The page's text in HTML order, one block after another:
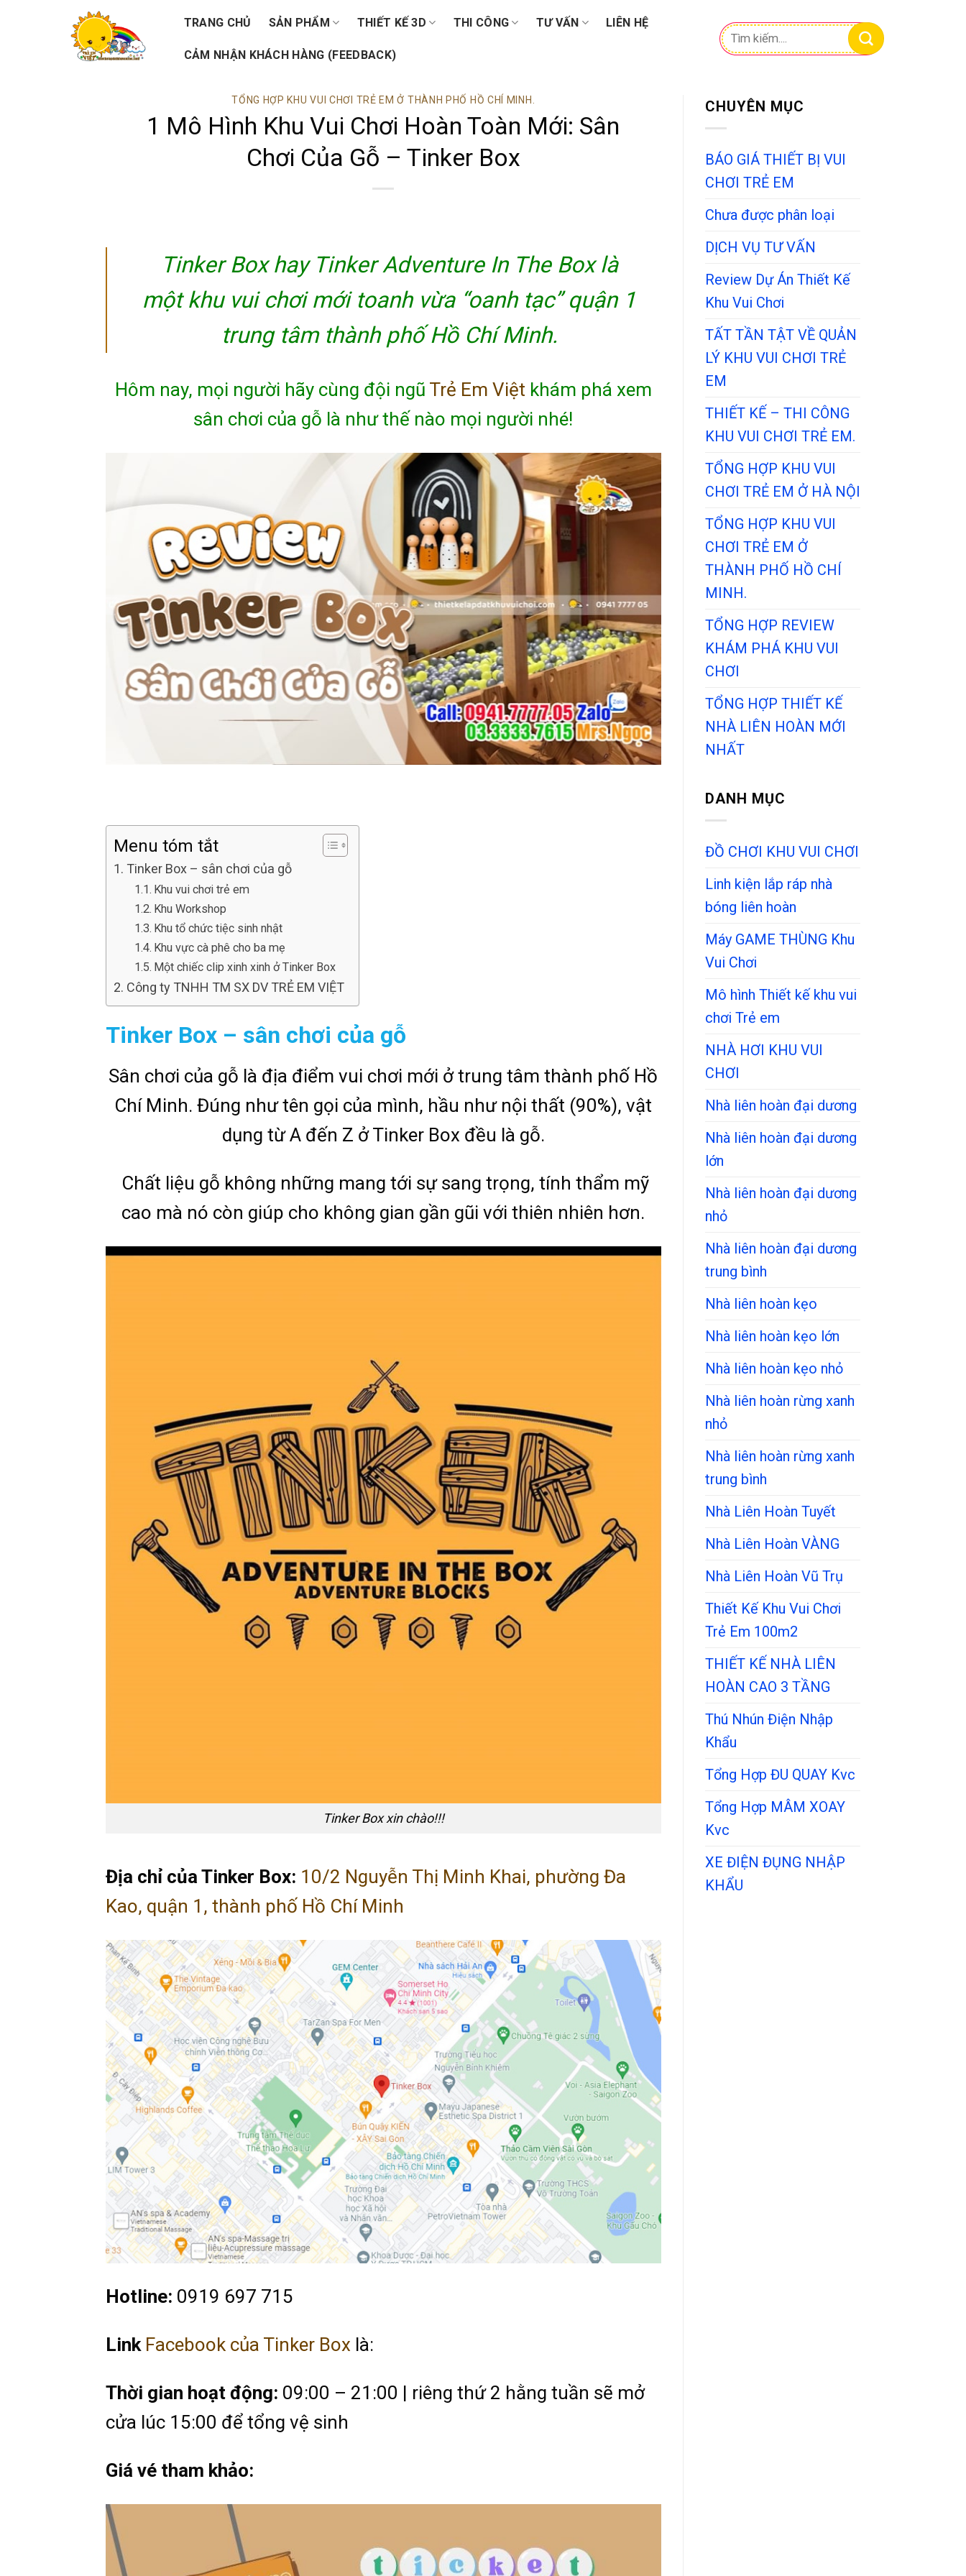
TRANG CHỦ SẢN PHẨM THIẾT KẾ 3D THI CÔNG TƯ VẤN LIÊN HỆ
CẢM NHẬN KHÁCH HÀNG (FEEDBACK)
Tìm
kiếm:
TỔNG HỢP KHU VUI CHƠI TRẺ EM Ở THÀNH PHỐ HỒ CHÍ MINH.
1 Mô Hình Khu Vui Chơi Hoàn Toàn Mới: Sân
Chơi Của Gỗ – Tinker Box
Tinker Box hay Tinker Adventure In The Box là
một khu vui chơi mới toanh vừa “oanh tạc” quận 1
trung tâm thành phố Hồ Chí Minh.
Hôm nay, mọi người hãy cùng đội ngũ Trẻ Em Việt khám phá xem
sân chơi của gỗ là như thế nào mọi người nhé!
Menu tóm tắt
Tinker Box – sân chơi của gỗ
Khu vui chơi trẻ em
Khu Workshop
Khu tổ chức tiệc sinh nhật
Khu vực cà phê cho ba mẹ
Một chiếc clip xinh xinh ở Tinker Box
Công ty TNHH TM SX DV TRẺ EM VIỆT
Tinker Box – sân chơi của gỗ
Sân chơi của gỗ là địa điểm vui chơi mới ở trung tâm thành phố Hồ
Chí Minh. Đúng như tên gọi của mình, hầu như nội thất (90%), vật
dụng từ A đến Z ở Tinker Box đều là gỗ.
Chất liệu gỗ không những mang tới sự sang trọng, tính thẩm mỹ
cao mà nó còn giúp cho không gian gần gũi với thiên nhiên hơn.
Tinker Box xin chào!!!
Địa chỉ của Tinker Box: 10/2 Nguyễn Thị Minh Khai, phường Đa
Kao, quận 1, thành phố Hồ Chí Minh
Hotline: 0919 697 715
LinkFacebook của Tinker Box là:
Thời gian hoạt động: 09:00 – 21:00 | riêng thứ 2 hằng tuần sẽ mở
cửa lúc 15:00 để tổng vệ sinh
Giá vé tham khảo:
CHUYÊN MỤC
BÁO GIÁ THIẾT BỊ VUI
CHƠI TRẺ EM
Chưa được phân loại
DỊCH VỤ TƯ VẤN
Review Dự Án Thiết Kế
Khu Vui Chơi
TẤT TẦN TẬT VỀ QUẢN
LÝ KHU VUI CHƠI TRẺ
EM
THIẾT KẾ – THI CÔNG
KHU VUI CHƠI TRẺ EM.
TỔNG HỢP KHU VUI
CHƠI TRẺ EM Ở HÀ NỘI
TỔNG HỢP KHU VUI
CHƠI TRẺ EM Ở
THÀNH PHỐ HỒ CHÍ
MINH.
TỔNG HỢP REVIEW
KHÁM PHÁ KHU VUI
CHƠI
TỔNG HỢP THIẾT KẾ
NHÀ LIÊN HOÀN MỚI
NHẤT
DANH MỤC
ĐỒ CHƠI KHU VUI CHƠI
Linh kiện lắp ráp nhà
bóng liên hoàn
Máy GAME THÙNG Khu
Vui Chơi
Mô hình Thiết kế khu vui
chơi Trẻ em
NHÀ HƠI KHU VUI
CHƠI
Nhà liên hoàn đại dương
Nhà liên hoàn đại dương
lớn
Nhà liên hoàn đại dương
nhỏ
Nhà liên hoàn đại dương
trung bình
Nhà liên hoàn kẹo
Nhà liên hoàn kẹo lớn
Nhà liên hoàn kẹo nhỏ
Nhà liên hoàn rừng xanh
nhỏ
Nhà liên hoàn rừng xanh
trung bình
Nhà Liên Hoàn Tuyết
Nhà Liên Hoàn VÀNG
Nhà Liên Hoàn Vũ Trụ
Thiết Kế Khu Vui Chơi
Trẻ Em 100m2
THIẾT KẾ NHÀ LIÊN
HOÀN CAO 3 TẦNG
Thú Nhún Điện Nhập
Khẩu
Tổng Hợp ĐU QUAY Kvc
Tổng Hợp MÂM XOAY
Kvc
XE ĐIỆN ĐỤNG NHẬP
KHẨU